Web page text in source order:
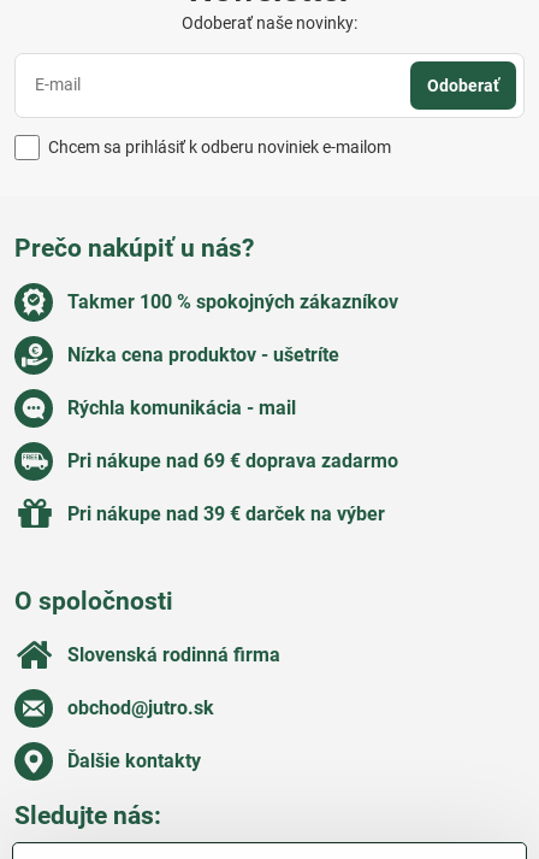
Odoberať naše novinky:
Odoberať
Chcem sa prihlásiť k odberu noviniek e-mailom
Prečo nakúpiť u nás?
Takmer 100 % spokojných zákazníkov
Nízka cena produktov - ušetríte
Rýchla komunikácia - mail
Pri nákupe nad 69 € doprava zadarmo
Pri nákupe nad 39 € darček na výber
O spoločnosti
Slovenská rodinná firma
obchod​@jutro​.sk
Ďalšie kontakty
Sledujte nás: